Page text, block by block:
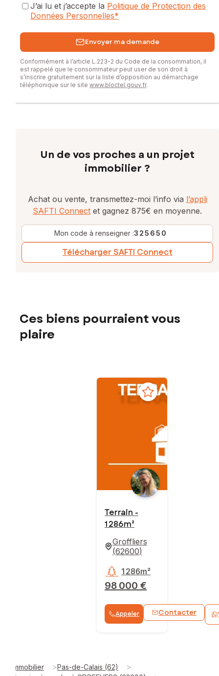
J’ai lu et j’accepte la Politique de Protection des
Données Personnelles*
Envoyer ma demande
Conformément à l’article L.223-2 du Code de la consommation, il
est rappelé que le consommateur peut user de son droit à
s’inscrire gratuitement sur la liste d’opposition au démarchage
téléphonique sur le site www.bloctel.gouv.fr.
Un de vos proches a un projet
immobilier ?
Achat ou vente, transmettez-moi l’info via l’appli
SAFTI Connect et gagnez 875€ en moyenne.
Mon code à renseigner :325650
Télécharger SAFTI Connect
Ces biens pourraient vous
plaire
Terrain -
1 286m²
Groffliers
(62600)
98 000 €
1 286m²
Appeler Contacter
Immobilier >Pas-de-Calais (62) >